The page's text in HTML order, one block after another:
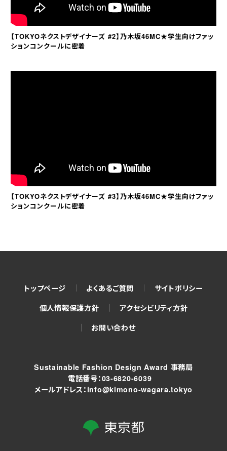
【TOKYOネクストデザイナーズ #2】乃木坂46MC★学生向けファッ
ションコンクールに密着
【TOKYOネクストデザイナーズ #3】乃木坂46MC★学生向けファッ
ションコンクールに密着
トップページ よくあるご質問
サイトポリシー
個人情報保護方針
アクセシビリティ方針
お問い合わせ
Sustainable Fashion Design Award 事務局
電話番号：03-6820-6039
メールアドレス：info@kimono-wagara.tokyo